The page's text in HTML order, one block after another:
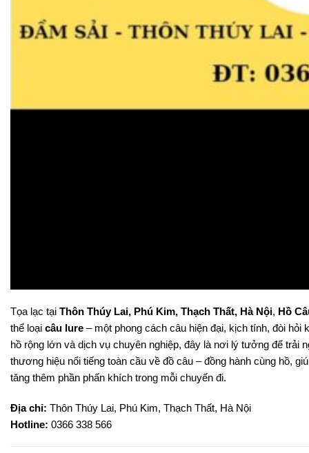
Tọa lạc tại Thôn Thúy Lai, Phú Kim, Thạch Thất, Hà Nội, Hồ
thể loại câu lure – một phong cách câu hiện đại, kịch tính, đòi
hồ rộng lớn và dịch vụ chuyên nghiệp, đây là nơi lý tưởng để
thương hiệu nổi tiếng toàn cầu về đồ câu – đồng hành cùng hồ,
tăng thêm phần phấn khích trong mỗi chuyến đi.
Địa chỉ: Thôn Thúy Lai, Phú Kim, Thạch Thất, Hà Nội
Hotline: 0366 338 566